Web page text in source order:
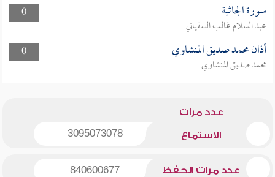
0
سورة الجاثية
عبد السلام غالب السفياني
0
أذان محمد صديق المنشاوي
محمد صديق المنشاوي
عدد مرات
الاستماع 3095073078
عدد مرات الحفظ 840600677